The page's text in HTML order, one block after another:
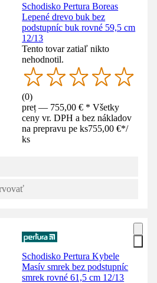
Schodisko Pertura Boreas
Lepené drevo buk bez
podstupníc buk rovné 59,5 cm
12/13
Tento tovar zatiaľ nikto
nehodnotil.
(0)
preț — 755,00 € * Všetky
ceny vr. DPH a bez nákladov
na prepravu pe ks755,00 €*/
ks
Schodisko Pertura Kybele
Masív smrek bez podstupníc
smrek rovné 61,5 cm 12/13